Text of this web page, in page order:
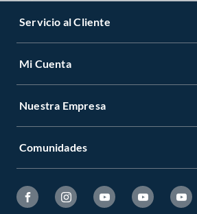
Servicio al Cliente
Mi Cuenta
Nuestra Empresa
Comunidades